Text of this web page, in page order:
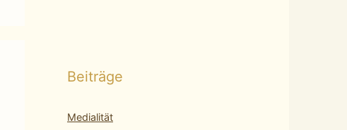
Beiträge
Medialität